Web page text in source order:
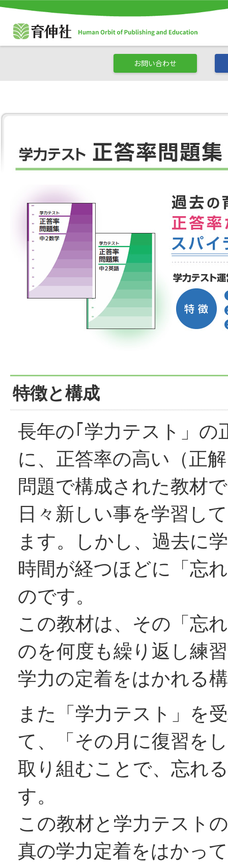
お問い合わせ
特徴と構成
長年の｢学力テスト」の
に、正答率の高い（正
問題で構成された教材
日々新しい事を学習し
ます。しかし、過去に
時間が経つほどに「忘
のです。
この教材は、その「忘
のを何度も繰り返し練
学力の定着をはかれる
また「学力テスト」を
て、「その月に復習を
取り組むことで、忘れ
す。
この教材と学力テスト
真の学力定着をはかっ